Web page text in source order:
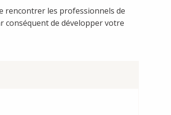
rencontrer les professionnels de
conséquent de développer votre